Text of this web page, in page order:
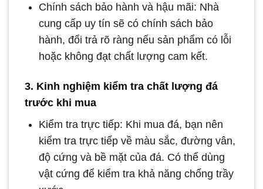
Chính sách bảo hành và hậu mãi: Nhà
cung cấp uy tín sẽ có chính sách bảo
hành, đổi trả rõ ràng nếu sản phẩm có lỗi
hoặc không đạt chất lượng cam kết.
3. Kinh nghiệm kiểm tra chất lượng đá
trước khi mua
Kiểm tra trực tiếp: Khi mua đá, bạn nên
kiểm tra trực tiếp về màu sắc, đường vân,
độ cứng và bề mặt của đá. Có thể dùng
vật cứng để kiểm tra khả năng chống trầy